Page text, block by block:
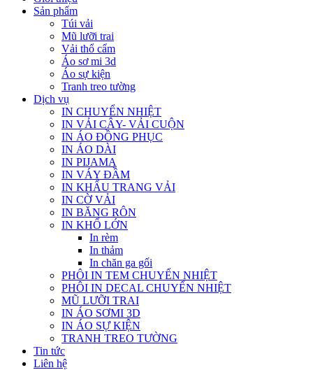
Sản phẩm
Túi vải
Mũ lưỡi trai
Vải thổ cẩm
Áo sơ mi 3d
Áo sự kiện
Tranh treo tường
Dịch vụ
IN CHUYỂN NHIỆT
IN VẢI CÂY- VẢI CUỘN
IN ÁO ĐỒNG PHỤC
IN ÁO DÀI
IN PIJAMA
IN VÁY ĐẦM
IN KHẨU TRANG VẢI
IN CỜ VẢI
IN BĂNG RÔN
IN KHỔ LỚN
In rèm
In thảm
In chăn ga gối
PHÔI IN TEM CHUYỂN NHIỆT
PHÔI IN DECAL CHUYỂN NHIỆT
MŨ LƯỠI TRAI
IN ÁO SƠMI 3D
IN ÁO SỰ KIỆN
TRANH TREO TƯỜNG
Tin tức
Liên hệ